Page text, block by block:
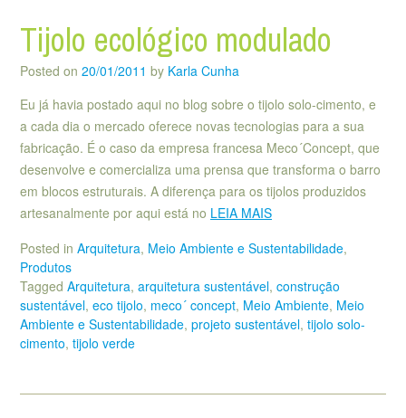
Tijolo ecológico modulado
Posted on 20/01/2011 by Karla Cunha
Eu já havia postado aqui no blog sobre o tijolo solo-cimento, e
a cada dia o mercado oferece novas tecnologias para a sua
fabricação. É o caso da empresa francesa Meco´Concept, que
desenvolve e comercializa uma prensa que transforma o barro
em blocos estruturais. A diferença para os tijolos produzidos
artesanalmente por aqui está no LEIA MAIS
Posted in Arquitetura, Meio Ambiente e Sustentabilidade,
Produtos
Tagged Arquitetura, arquitetura sustentável, construção
sustentável, eco tijolo, meco´ concept, Meio Ambiente, Meio
Ambiente e Sustentabilidade, projeto sustentável, tijolo solo-
cimento, tijolo verde